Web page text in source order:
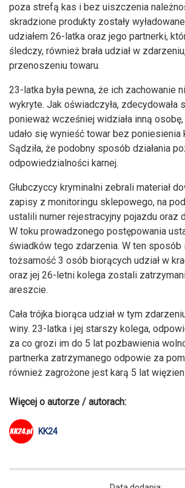
poza strefą kas i bez uiszczenia
skradzione produkty zostały
udziałem 26-latka oraz jego partnerki,
śledczy, również brała udział w
przenoszeniu towaru.
23-latka była pewna, że ich zachowanie
wykryte. Jak oświadczyła, zdecydowała
ponieważ wcześniej widziała inną
udało się wynieść towar bez poniesienia
Sądziła, że podobny sposób działania
odpowiedzialności karnej.
Głubczyccy kryminalni zebrali materiał
zapisy z monitoringu sklepowego, na
ustalili numer rejestracyjny pojazdu oraz
W toku prowadzonego postępowania
świadków tego zdarzenia. W ten
tożsamość 3 osób biorących udział w
oraz jej 26-letni kolega zostali
areszcie.
Cała trójka biorąca udział w tym
winy. 23-latka i jej starszy kolega,
za co grozi im do 5 lat pozbawienia
partnerka zatrzymanego odpowie za
również zagrożone jest karą 5 lat
Więcej o autorze / autorach:
KK24